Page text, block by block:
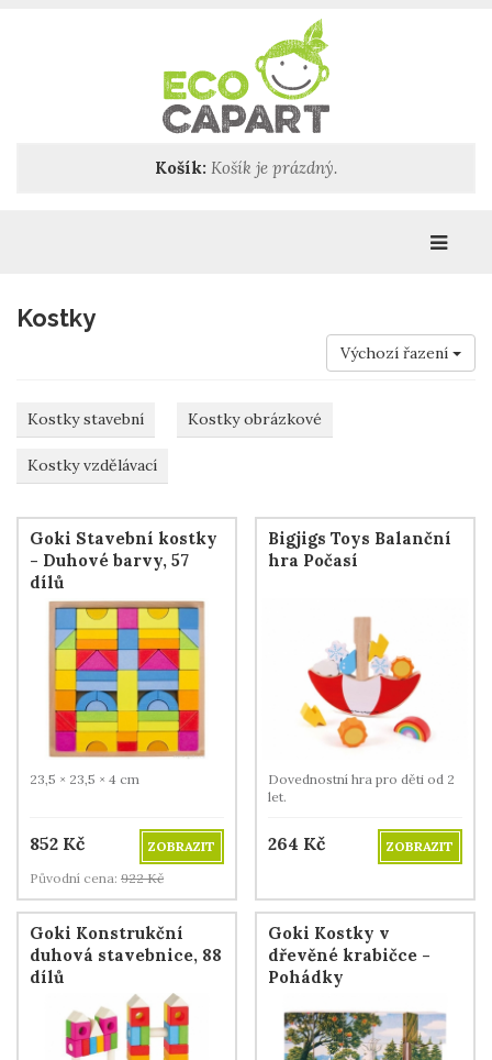
Košík: Košík je prázdný.
Kostky
Výchozí řazení
Kostky stavební Kostky obrázkové
Kostky vzdělávací
Goki Stavební kostky
- Duhové barvy, 57
dílů
23,5 × 23,5 × 4 cm
852 Kč
ZOBRAZIT
Původní cena: 922 Kč
Bigjigs Toys Balanční
hra Počasí
Dovednostní hra pro děti od 2
let.
264 Kč ZOBRAZIT
Goki Konstrukční
duhová stavebnice, 88
dílů
Goki Kostky v
dřevěné krabičce -
Pohádky